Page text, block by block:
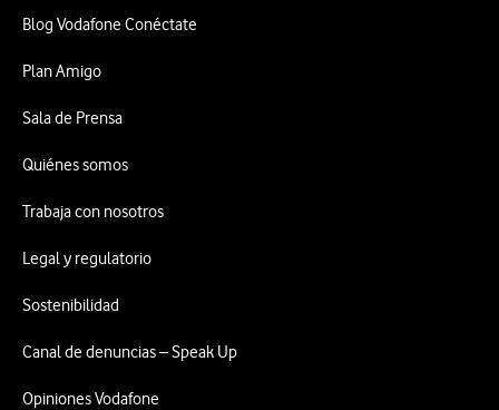
Blog Vodafone Conéctate
Plan Amigo
Sala de Prensa
Quiénes somos
Trabaja con nosotros
Legal y regulatorio
Sostenibilidad
Canal de denuncias – Speak Up
Opiniones Vodafone